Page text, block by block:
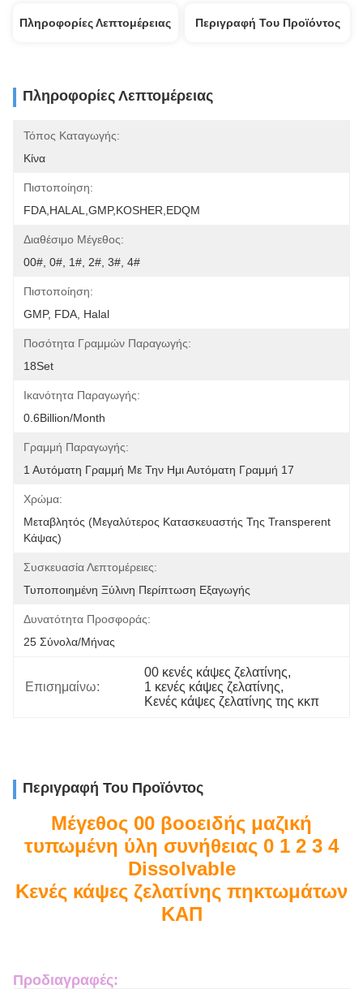
Πληροφορίες Λεπτομέρειας Περιγραφή Του Προϊόντος
Πληροφορίες Λεπτομέρειας
Τόπος Καταγωγής:
Κίνα
Πιστοποίηση:
FDA,HALAL,GMP,KOSHER,EDQM
Διαθέσιμο Μέγεθος:
00#, 0#, 1#, 2#, 3#, 4#
Πιστοποίηση:
GMP, FDA, Halal
Ποσότητα Γραμμών Παραγωγής:
18Set
Ικανότητα Παραγωγής:
0.6Billion/month
Γραμμή Παραγωγής:
1 Αυτόματη Γραμμή Με Την Ημι Αυτόματη Γραμμή 17
Χρώμα:
Μεταβλητός (μεγαλύτερος Κατασκευαστής Της Transperent
Κάψας)
Συσκευασία Λεπτομέρειες:
Τυποποιημένη Ξύλινη Περίπτωση Εξαγωγής
Δυνατότητα Προσφοράς:
25 Σύνολα/μήνας
Επισημαίνω:
00 κενές κάψες ζελατίνης,
1 κενές κάψες ζελατίνης,
Κενές κάψες ζελατίνης της κκπ
Περιγραφή Του Προϊόντος
Μέγεθος 00 βοοειδής μαζική
τυπωμένη ύλη συνήθειας 0 1 2 3 4
Dissolvable
Κενές κάψες ζελατίνης πηκτωμάτων
ΚΑΠ
Προδιαγραφές: